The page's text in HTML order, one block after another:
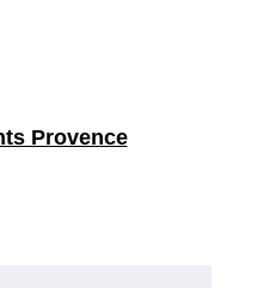
Provence